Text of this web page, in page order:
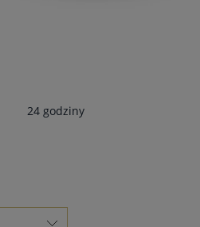
24 godziny